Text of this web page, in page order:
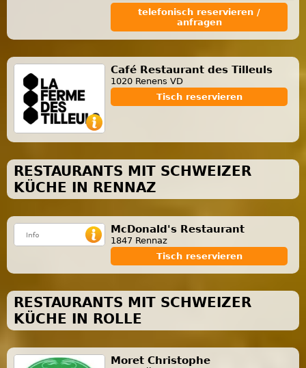
telefonisch reservieren /
anfragen
Café Restaurant des Tilleuls
1020 Renens VD
Tisch reservieren
RESTAURANTS MIT SCHWEIZER
KÜCHE IN RENNAZ
McDonald's Restaurant
1847 Rennaz
Tisch reservieren
RESTAURANTS MIT SCHWEIZER
KÜCHE IN ROLLE
Moret Christophe